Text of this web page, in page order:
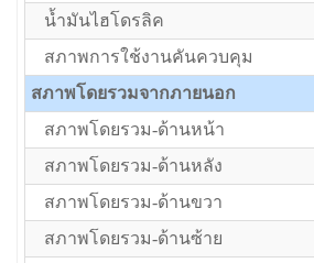
น้ำมันไฮโดรลิค
สภาพการใช้งานคันควบคุม
สภาพโดยรวมจากภายนอก
สภาพโดยรวม-ด้านหน้า
สภาพโดยรวม-ด้านหลัง
สภาพโดยรวม-ด้านขวา
สภาพโดยรวม-ด้านซ้าย